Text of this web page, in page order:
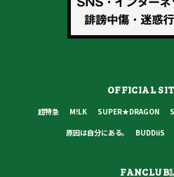
OFFICIAL
超特急 M!LK SUPER★DRAGON
原因は自分にある。
BUDDiiS
FANCLUB